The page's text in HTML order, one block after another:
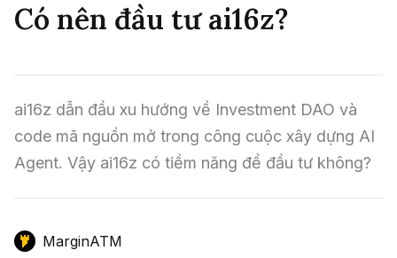
Tin Tức Bitcoin
Tin Tức Altcoin
Tin Tức Thị Trường
Phân Tích Ethereum
Phân Tích Thị Trường
Kiến Thức
Thuật Ngữ Cơ Bản
Kiến Thức Tổng Hợp
Kinh Nghiệm Đầu Tư
Sàn Giao Dịch
Chỉ Báo Kỹ Thuật
Nến & Price Action
Mô Hình Biểu Đồ Giá
Săn Gem
Airdrop
GameFi
Có nên đầu tư ai16z?
ai16z dẫn đầu xu hướng về Investment DAO và
code mã nguồn mở trong công cuộc xây dựng AI
Agent. Vậy ai16z có tiềm năng để đầu tư không?
MarginATM